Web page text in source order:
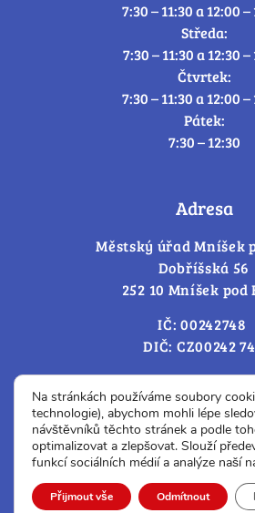
7:30 – 11:30 a 12:00 –
Středa:
7:30 – 11:30 a 12:30 –
Čtvrtek:
7:30 – 11:30 a 12:00 –
Pátek:
7:30 – 12:30
Adresa
Městský úřad Mníšek
Dobříšská 56
252 10 Mníšek pod
IČ: 00242748
DIČ: CZ00242
Cookies – změna
Prohlášení o
© Všechna práva
Na stránkách používáme soubory
technologie), abychom mohli lépe
návštěvníků těchto stránek a podle
optimalizovat a zlepšovat. Slouží
funkcí sociálních médií a analýze naší
Přijmout vše Odmítnout